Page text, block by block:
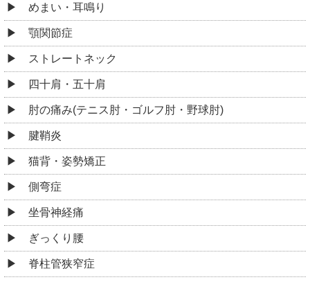
めまい・耳鳴り
顎関節症
ストレートネック
四十肩・五十肩
肘の痛み(テニス肘・ゴルフ肘・野球肘)
腱鞘炎
猫背・姿勢矯正
側弯症
坐骨神経痛
ぎっくり腰
脊柱管狭窄症